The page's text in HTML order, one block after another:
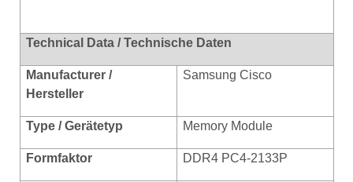
Technical Data / Technische Daten
Manufacturer /
Hersteller
Samsung Cisco
Type / Gerätetyp Memory Module
Formfaktor DDR4 PC4-2133P